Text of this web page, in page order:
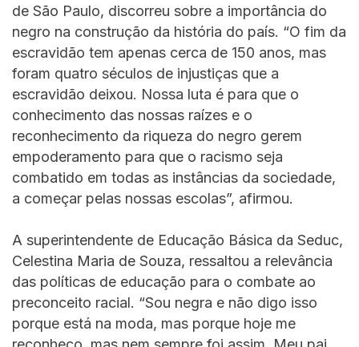
de São Paulo, discorreu sobre a importância do
negro na construção da história do país. “O fim da
escravidão tem apenas cerca de 150 anos, mas
foram quatro séculos de injustiças que a
escravidão deixou. Nossa luta é para que o
conhecimento das nossas raízes e o
reconhecimento da riqueza do negro gerem
empoderamento para que o racismo seja
combatido em todas as instâncias da sociedade,
a começar pelas nossas escolas”, afirmou.
A superintendente de Educação Básica da Seduc,
Celestina Maria de Souza, ressaltou a relevância
das políticas de educação para o combate ao
preconceito racial. “Sou negra e não digo isso
porque está na moda, mas porque hoje me